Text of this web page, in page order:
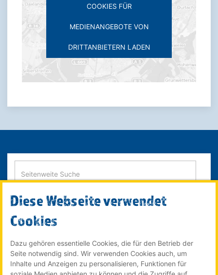
COOKIES FÜR
MEDIENANGEBOTE VON
DRITTANBIETERN LADEN
SUCHE STARTEN
© 2022 Röser MEDIA GmbH & Co. KG - ein Unternehmen im
Röser Medienhaus
Diese Webseite verwendet
Cookies
Dazu gehören essentielle Cookies, die für den Betrieb der
Seite notwendig sind. Wir verwenden Cookies auch, um
Inhalte und Anzeigen zu personalisieren, Funktionen für